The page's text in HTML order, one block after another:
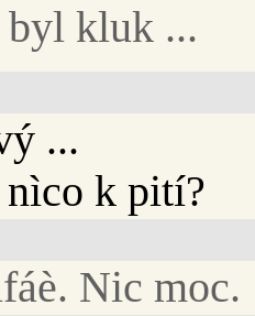
byl kluk ...
...
k pití?
Nic moc.